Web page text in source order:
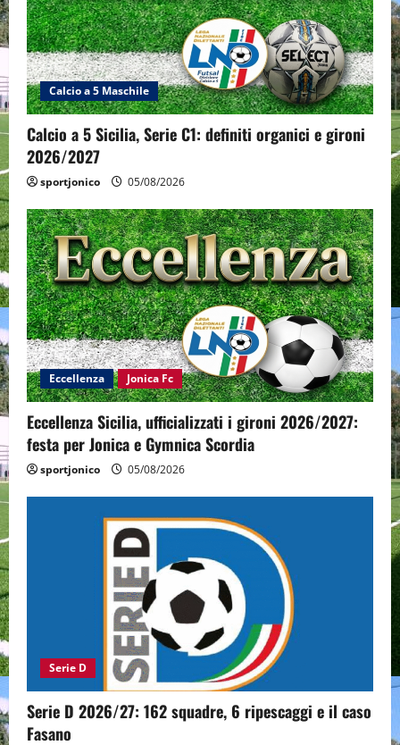
Calcio a 5 Maschile
Calcio a 5 Sicilia, Serie C1: definiti organici e gironi
2026/2027
sportjonico 05/08/2026
Eccellenza Jonica Fc
Eccellenza Sicilia, ufficializzati i gironi 2026/2027:
festa per Jonica e Gymnica Scordia
sportjonico 05/08/2026
Serie D
Serie D 2026/27: 162 squadre, 6 ripescaggi e il caso
Fasano